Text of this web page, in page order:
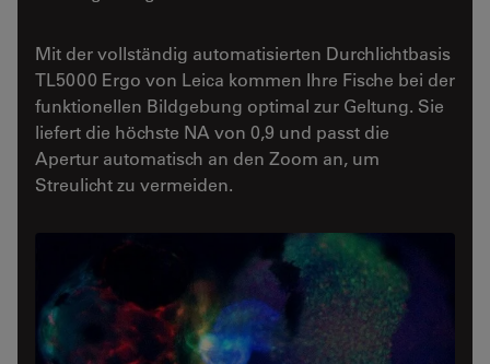
Mit der vollständig automatisierten Durchlichtbasis
TL5000 Ergo von Leica kommen Ihre Fische bei der
funktionellen Bildgebung optimal zur Geltung. Sie
liefert die höchste NA von 0,9 und passt die
Apertur automatisch an den Zoom an, um
Streulicht zu vermeiden.